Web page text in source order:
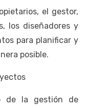
el gestor,
los diseñadores y
para planificar y
posible.
de la gestión de